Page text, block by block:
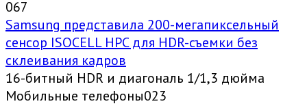
067
Samsung представила 200-мегапиксельный
сенсор ISOCELL HPC для HDR-съемки без
склеивания кадров
16-битный HDR и диагональ 1/1,3 дюйма
Мобильные телефоны023